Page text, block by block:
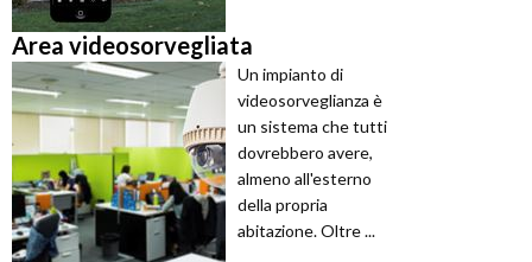
Area videosorvegliata
Un impianto di
videosorveglianza è
un sistema che tutti
dovrebbero avere,
almeno all'esterno
della propria
abitazione. Oltre ...